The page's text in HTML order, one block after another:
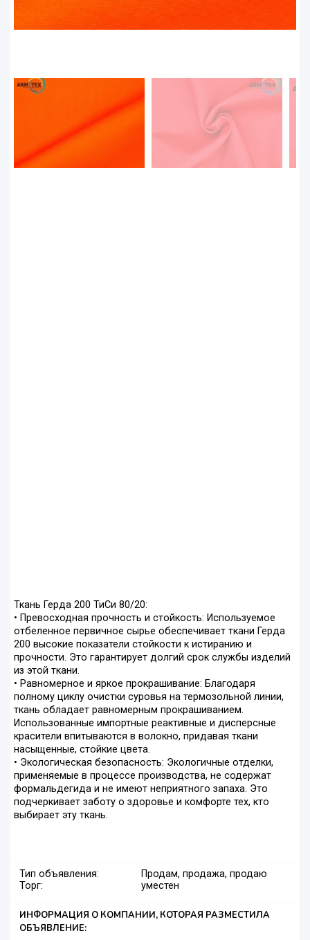
Ткань Герда 200 ТиСи 80/20:
• Превосходная прочность и стойкость: Используемое
отбеленное первичное сырье обеспечивает ткани Герда
200 высокие показатели стойкости к истиранию и
прочности. Это гарантирует долгий срок службы изделий
из этой ткани.
• Равномерное и яркое прокрашивание: Благодаря
полному циклу очистки суровья на термозольной линии,
ткань обладает равномерным прокрашиванием.
Использованные импортные реактивные и дисперсные
красители впитываются в волокно, придавая ткани
насыщенные, стойкие цвета.
• Экологическая безопасность: Экологичные отделки,
применяемые в процессе производства, не содержат
формальдегида и не имеют неприятного запаха. Это
подчеркивает заботу о здоровье и комфорте тех, кто
выбирает эту ткань.
Тип объявления:
Продам, продажа, продаю
Торг:
уместен
ИНФОРМАЦИЯ О КОМПАНИИ, КОТОРАЯ РАЗМЕСТИЛА
ОБЪЯВЛЕНИЕ: